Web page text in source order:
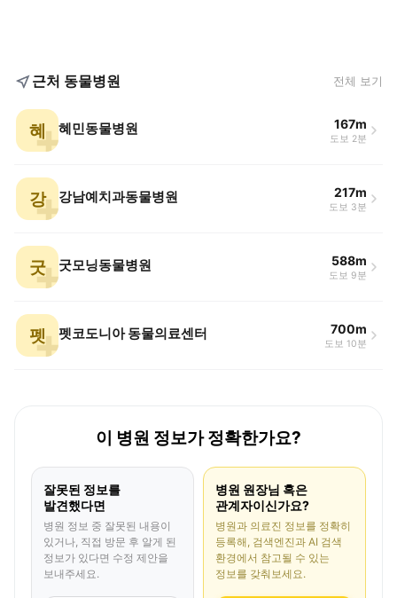
근처 동물병원 전체 보기
혜 혜민동물병원 167m
도보 2분
강 강남예치과동물병원 217m
도보 3분
굿 굿모닝동물병원 588m
도보 9분
펫 펫코도니아 동물의료센터 700m
도보 10분
이 병원 정보가 정확한가요?
잘못된 정보를
발견했다면
병원 정보 중 잘못된 내용이
있거나, 직접 방문 후 알게 된
정보가 있다면 수정 제안을
보내주세요.
병원 원장님 혹은
관계자이신가요?
병원과 의료진 정보를 정확히
등록해, 검색엔진과 AI 검색
환경에서 참고될 수 있는
정보를 갖춰보세요.